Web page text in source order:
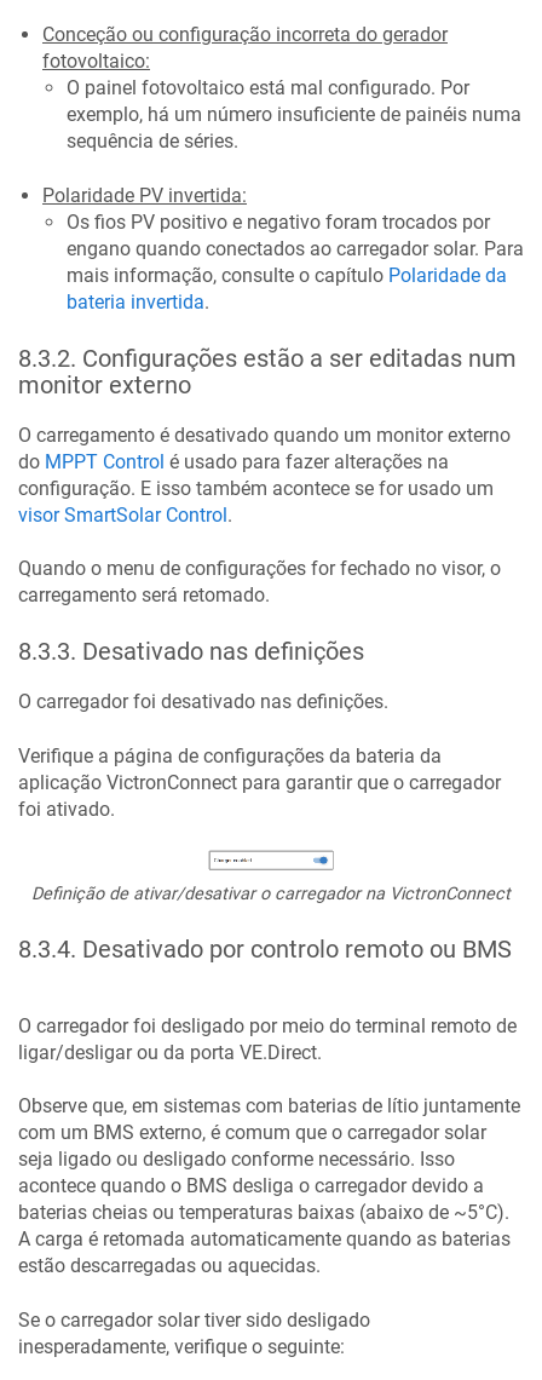
Conceção ou configuração incorreta do gerador
fotovoltaico:
O painel fotovoltaico está mal configurado. Por
exemplo, há um número insuficiente de painéis numa
sequência de séries.
Polaridade PV invertida:
Os fios PV positivo e negativo foram trocados por
engano quando conectados ao carregador solar. Para
mais informação, consulte o capítulo Polaridade da
bateria invertida.
8.3.2. Configurações estão a ser editadas num
monitor externo
O carregamento é desativado quando um monitor externo
do MPPT Control é usado para fazer alterações na
configuração. E isso também acontece se for usado um
visor SmartSolar Control.
Quando o menu de configurações for fechado no visor, o
carregamento será retomado.
8.3.3. Desativado nas definições
O carregador foi desativado nas definições.
Verifique a página de configurações da bateria da
aplicação VictronConnect para garantir que o carregador
foi ativado.
Definição de ativar/desativar o carregador na VictronConnect
8.3.4. Desativado por controlo remoto ou BMS
O carregador foi desligado por meio do terminal remoto de
ligar/desligar ou da porta VE.Direct.
Observe que, em sistemas com baterias de lítio juntamente
com um BMS externo, é comum que o carregador solar
seja ligado ou desligado conforme necessário. Isso
acontece quando o BMS desliga o carregador devido a
baterias cheias ou temperaturas baixas (abaixo de ~5°C).
A carga é retomada automaticamente quando as baterias
estão descarregadas ou aquecidas.
Se o carregador solar tiver sido desligado
inesperadamente, verifique o seguinte: